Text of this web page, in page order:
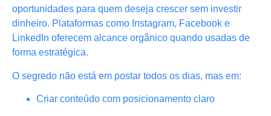
oportunidades para quem deseja crescer sem investir
dinheiro. Plataformas como Instagram, Facebook e
LinkedIn oferecem alcance orgânico quando usadas de
forma estratégica.
O segredo não está em postar todos os dias, mas em:
Criar conteúdo com posicionamento claro